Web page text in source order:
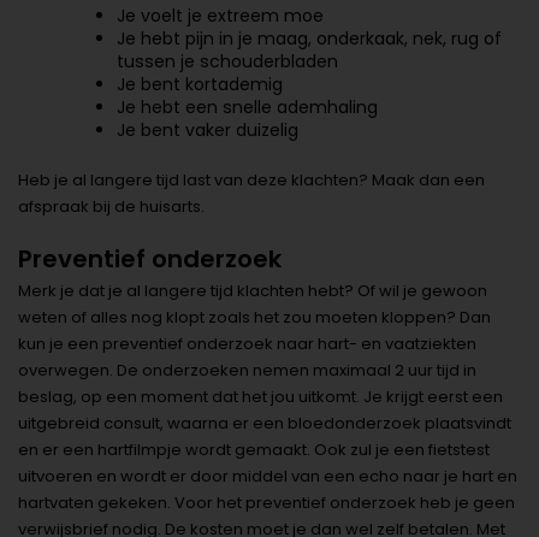
Je voelt je extreem moe
Je hebt pijn in je maag, onderkaak, nek, rug of
tussen je schouderbladen
Je bent kortademig
Je hebt een snelle ademhaling
Je bent vaker duizelig
Heb je al langere tijd last van deze klachten? Maak dan een
afspraak bij de huisarts.
Preventief onderzoek
Merk je dat je al langere tijd klachten hebt? Of wil je gewoon
weten of alles nog klopt zoals het zou moeten kloppen? Dan
kun je een preventief onderzoek naar hart- en vaatziekten
overwegen. De onderzoeken nemen maximaal 2 uur tijd in
beslag, op een moment dat het jou uitkomt. Je krijgt eerst een
uitgebreid consult, waarna er een bloedonderzoek plaatsvindt
en er een hartfilmpje wordt gemaakt. Ook zul je een fietstest
uitvoeren en wordt er door middel van een echo naar je hart en
hartvaten gekeken. Voor het preventief onderzoek heb je geen
verwijsbrief nodig. De kosten moet je dan wel zelf betalen. Met